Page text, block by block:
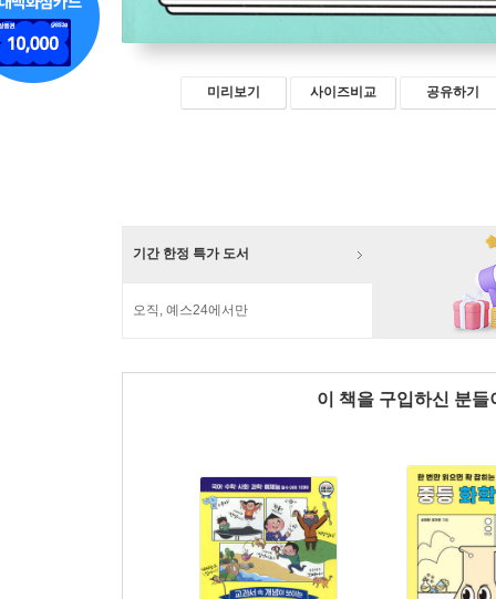
미리보기 사이즈비교 공유하기
기간 한정 특가 도서
오직, 예스24에서만
이 책을 구입하신 분